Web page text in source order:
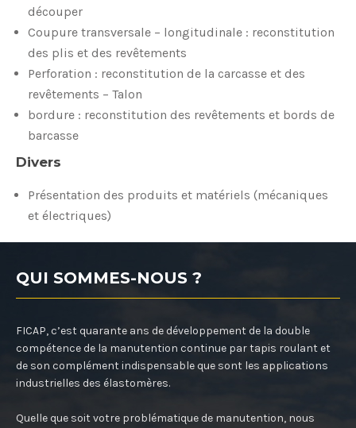
découper
Coupure transversale – longitudinale : reconstitution
des plis et des revêtements
Perforation : reconstitution de la carcasse et des
revêtements – Talon
bordure : reconstitution des revêtements et bords de
barcasse
Divers
Présentation des produits et matériels (mécaniques
et électriques)
QUI SOMMES-NOUS ?
FICAP, c’est quarante ans de développement de la double
compétence de la manutention continue par tapis roulant et
de son complément indispensable que sont les applications
industrielles des élastomères.
Quelle que soit votre problématique de manutention, nous